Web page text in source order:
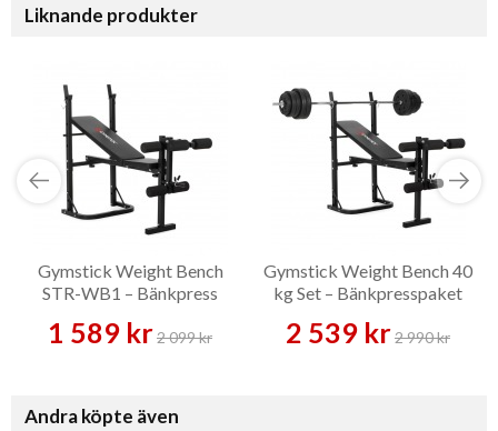
Liknande produkter
Gymstick Weight Bench
STR-WB1 – Bänkpress
1 589 kr2 099 kr
Gymstick Weight Bench 40
kg Set – Bänkpresspaket
2 539 kr2 990 kr
Andra köpte även